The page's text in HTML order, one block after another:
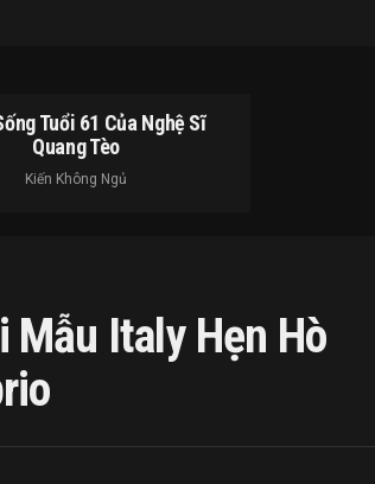
Tuổi 61 Của Nghệ Sĩ
Quang Tèo
Kiến Không Ngủ
Mẫu Italy Hẹn Hò